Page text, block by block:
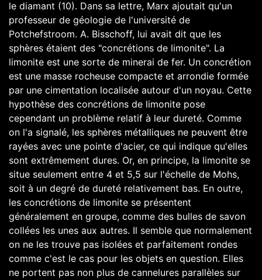
le diamant (10). Dans sa lettre, Marx ajoutait qu'un
professeur de géologie de l'université de
Potchefstroom. A. Bisschoff, lui avait dit que les
sphères étaient des "concrétions de limonite". La
limonite est une sorte de minerai de fer. Un concrétion
est une masse rocheuse compacte et arrondie formée
par une cimentation localisée autour d'un noyau. Cette
hypothèse des concrétions de limonite pose
cependant un problème relatif à leur dureté. Comme
on l'a signalé, les sphères métalliques ne peuvent être
rayées avec une pointe d'acier, ce qui indique qu'elles
sont extrêmement dures. Or, en principe, la limonite se
situe seulement entre 4 et 5,5 sur l'échelle de Mohs,
soit à un degré de dureté relativement bas. En outre,
les concrétions de limonite se présentent
généralement en groupe, comme des bulles de savon
collées les unes aux autres. Il semble que normalement
on ne les trouve pas isolées et parfaitement rondes
comme c'est le cas pour les objets en question. Elles
ne portent pas non plus de cannelures parallèles sur